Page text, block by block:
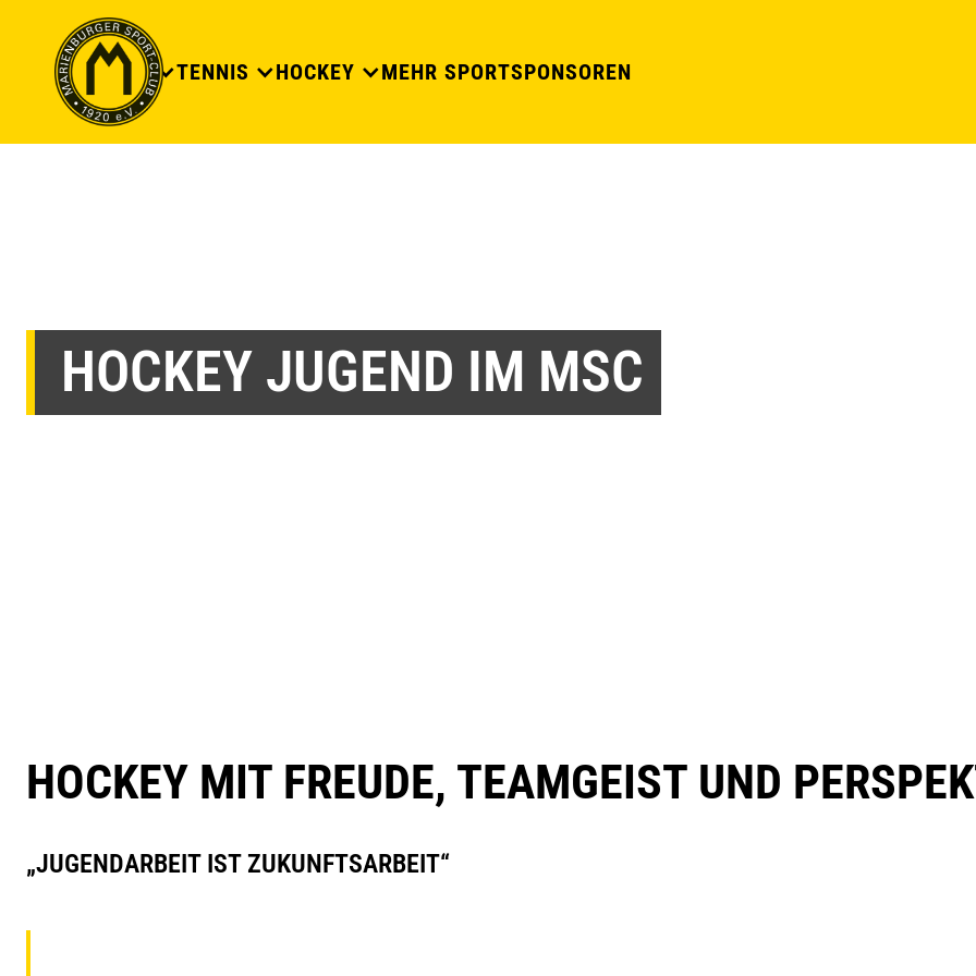
DER CLUB TENNIS HOCKEY MEHR SPORTSPONSOREN
HOCKEY JUGEND IM MSC
HOCKEY MIT FREUDE, TEAMGEIST UND
„JUGENDARBEIT IST ZUKUNFTSARBEIT“